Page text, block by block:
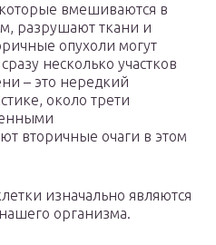
вмешиваются в
разрушают ткани и
опухоли могут
несколько участков
– это нередкий
около трети
вторичные очаги в этом
изначально являются
организма.